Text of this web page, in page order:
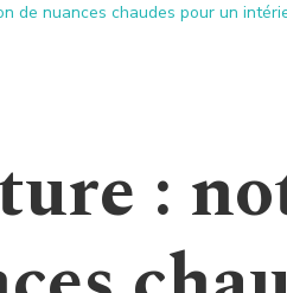
de nuances chaudes pour un
: